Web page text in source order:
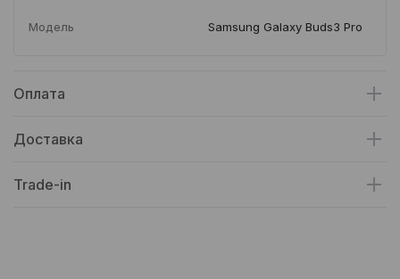
Модель Samsung Galaxy Buds3 Pro
Оплата
Доставка
Trade-in